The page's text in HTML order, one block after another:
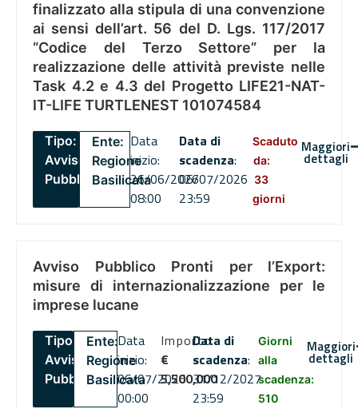
finalizzato alla stipula di una convenzione
ai sensi dell’art. 56 del D. Lgs. 117/2017
“Codice del Terzo Settore” per la
realizzazione delle attività previste nelle
Task 4.2 e 4.3 del Progetto LIFE21-NAT-
IT-LIFE TURTLENEST 101074584
Tipo:
Avviso
Pubblico
Ente:
Regione
Basilicata
Data
inizio:
26/06/2026
08:00
Data di
scadenza:
06/07/2026
23:59
Scaduto
da:
33
giorni
Maggiori
dettagli
Avviso Pubblico Pronti per l’Export:
misure di internazionalizzazione per le
imprese lucane
Tipo:
Avviso
Pubblico
Ente:
Regione
Basilicata
Data
inizio:
06/07/2026
00:00
Importo
€
5,500,000
Data di
scadenza:
31/12/2027
23:59
Giorni
alla
scadenza:
510
Maggiori
dettagli